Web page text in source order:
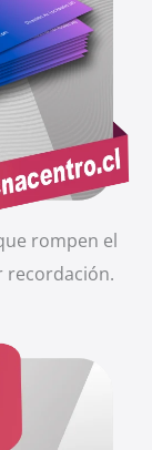
rompen el
recordación.